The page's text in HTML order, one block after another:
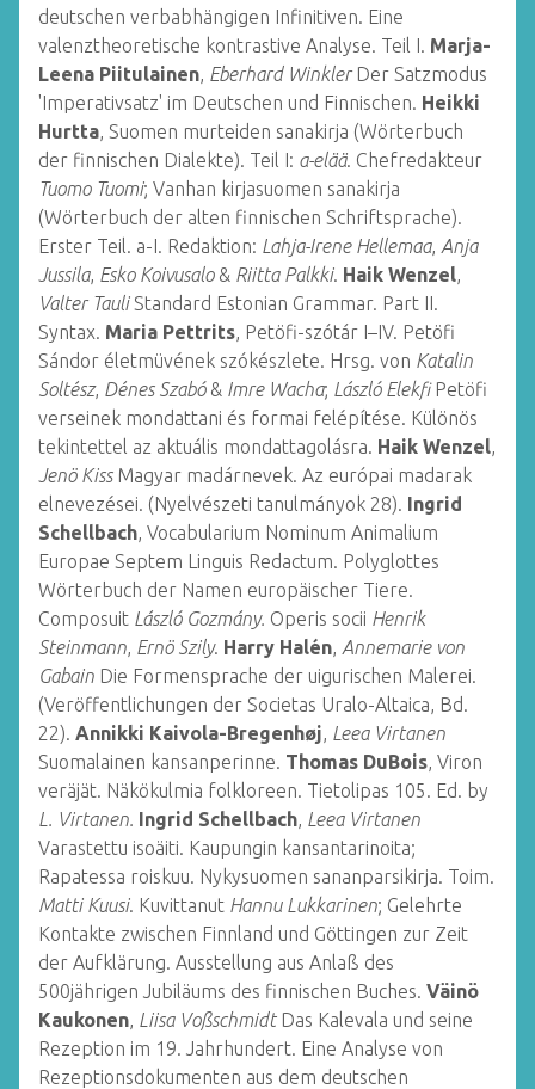
deutschen verbabhängigen Infinitiven. Eine
valenztheoretische kontrastive Analyse. Teil I. Marja-
Leena Piitulainen Eberhard WinklerDer Satzmodus
'Imperativsatz' im Deutschen und Finnischen. Heikki
Hurtta , Suomen murteiden sanakirja (Wörterbuch
der finnischen Dialekte). Teil I: a-elää. Chefredakteur
Tuomo Tuomi; Vanhan kirjasuomen sanakirja
(Wörterbuch der alten finnischen Schriftsprache).
Erster Teil. a-I. Redaktion: Lahja-Irene Hellemaa, Anja
Jussila, Esko Koivusalo& Riitta Palkki. Haik Wenzel
Valter TauliStandard Estonian Grammar. Part II.
Syntax. Maria Pettrits , Petöfi-szótár I–IV. Petöfi
Sándor életmüvének szókészlete. Hrsg. von Katalin
Soltész, Dénes Szabó& Imre Wacha; László ElekfiPetöfi
verseinek mondattani és formai felépítése. Különös
tekintettel az aktuális mondattagolásra. Haik Wenzel
Jenö KissMagyar madárnevek. Az európai madarak
elnevezései. (Nyelvészeti tanulmányok 28). Ingrid
Schellbach , Vocabularium Nominum Animalium
Europae Septem Linguis Redactum. Polyglottes
Wörterbuch der Namen europäischer Tiere.
Composuit László Gozmány. Operis socii Henrik
Steinmann Ernö Szily. Harry Halén Annemarie von
Gabain Die Formensprache der uigurischen Malerei.
(Veröffentlichungen der Societas Uralo-Altaica, Bd.
22). Annikki Kaivola-Bregenhøj
Leea Virtanen
Suomalainen kansanperinne. Thomas DuBois , Viron
veräjät. Näkökulmia folkloreen. Tietolipas 105. Ed. by
L. Virtanen. Ingrid Schellbach Leea Virtanen
Varastettu isoäiti. Kaupungin kansantarinoita;
Rapatessa roiskuu. Nykysuomen sananparsikirja. Toim.
Matti Kuusi. Kuvittanut Hannu Lukkarinen; Gelehrte
Kontakte zwischen Finnland und Göttingen zur Zeit
der Aufklärung. Ausstellung aus Anlaß des
500jährigen Jubiläums des finnischen Buches. Väinö
Kaukonen Liisa VoßschmidtDas Kalevala und seine
Rezeption im 19. Jahrhundert. Eine Analyse von
Rezeptionsdokumenten aus dem deutschen